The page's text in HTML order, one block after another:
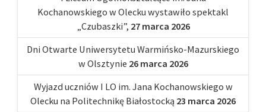
Kochanowskiego w Olecku wystawiło spektakl
„Czubaszki”, 27 marca 2026
Dni Otwarte Uniwersytetu Warmińsko-Mazurskiego
w Olsztynie 26 marca 2026
Wyjazd uczniów I LO im. Jana Kochanowskiego w
Olecku na Politechnikę Białostocką 23 marca 2026